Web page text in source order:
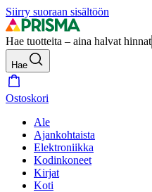
Siirry suoraan sisältöön
Hae tuotteita – aina halvat hinnat
Hae
Ostoskori
Ale
Ajankohtaista
Elektroniikka
Kodinkoneet
Kirjat
Koti